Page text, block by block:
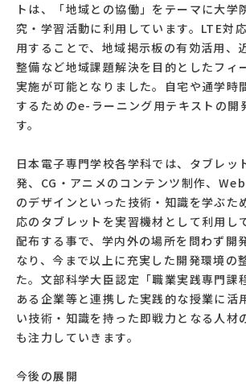
トは、「地域との協働」をテーマに大学
究・学習活動に利用しています。LTE対
用することで、地域掲示板の有効活用、
整備など地域課題解決を目的としたフィ
実施が可能となりました。自宅や通学時
するためのe-ラーニング用テキストの開
す。
日本電子専門学校各学科では、タブレッ
発、CG・アニメのコンテンツ制作、
のデザインといった技術・知識を学ぶた
応のタブレットを実習機材として利用し
配布する事で、学内外の場所を問わず開
なり、今まで以上に充実した開発環境の
た。文部科学大臣認定「職業実践専門課
ある企業等と連携した実践的な授業に活
い技術・知識を持った即戦力となる人材
も注力していきます。
今後の展開